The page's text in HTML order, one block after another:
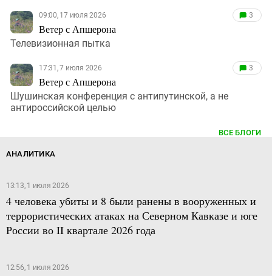
09:00, 17 июля 2026
Ветер с Апшерона
3
Телевизионная пытка
17:31, 7 июля 2026
Ветер с Апшерона
3
Шушинская конференция с антипутинской, а не
антироссийской целью
ВСЕ БЛОГИ
АНАЛИТИКА
13:13, 1 июля 2026
4 человека убиты и 8 были ранены в вооруженных и
террористических атаках на Северном Кавказе и юге
России во II квартале 2026 года
12:56, 1 июля 2026